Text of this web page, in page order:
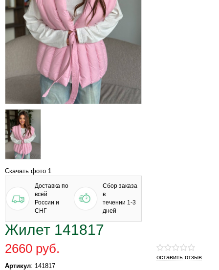
Скачать фото 1
Доставка по
всей
России и
СНГ
Сбор заказа
в
течении 1-3
дней
Жилет 141817
оставить отзыв
2660 руб.
Артикул: 141817